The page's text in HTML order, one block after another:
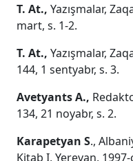
T. At., Yazışmalar,
mart, s. 1-2.
T. At., Yazışmalar,
144, 1 sentyabr, s. 3.
Avetyants A.,
134, 21 noyabr, s. 2.
Karapetyan S.,
Kitab I, Yerevan,